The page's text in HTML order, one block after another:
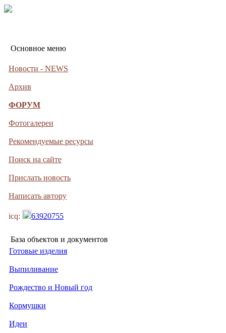
Основное меню
Новости - NEWS
Архив
ФОРУМ
Фотогалереи
Рекомендуемые ресурсы
Поиск на сайте
Прислать новость
Написать автору
icq: 63920755
База объектов и документов
Готовые изделия
Выпиливание
Рождество и Новый год
Кормушки
Идеи